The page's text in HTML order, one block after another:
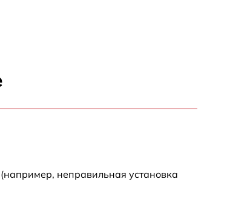
неправильная установка